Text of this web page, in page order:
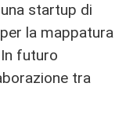
startup di
la mappatura
futuro
tra